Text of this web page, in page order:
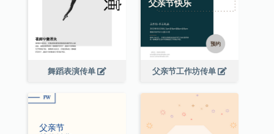
舞蹈表演传单 父亲节工作坊传单